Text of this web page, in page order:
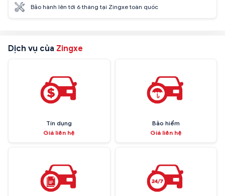
Bảo hành lên tới 6 tháng tại Zingxe toàn quốc
Dịch vụ của Zingxe
Tín dụng
Giá liên hệ
Bảo hiểm
Giá liên hệ